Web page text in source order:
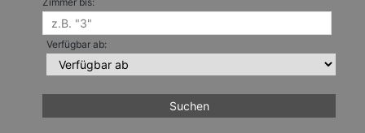
Verfügbar ab: